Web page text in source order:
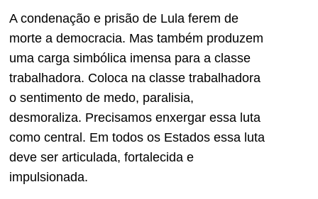
A condenação e prisão de Lula ferem de
morte a democracia. Mas também produzem
uma carga simbólica imensa para a classe
trabalhadora. Coloca na classe trabalhadora
o sentimento de medo, paralisia,
desmoraliza. Precisamos enxergar essa luta
como central. Em todos os Estados essa luta
deve ser articulada, fortalecida e
impulsionada.